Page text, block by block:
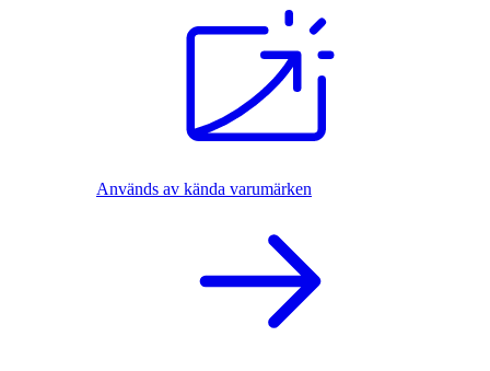
Används av kända varumärken